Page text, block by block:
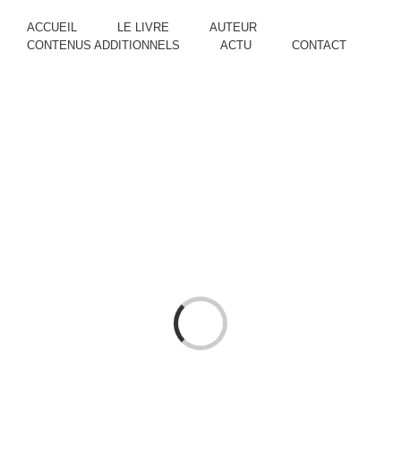
ACCUEIL LE LIVRE
AUTEUR
CONTENUS ADDITIONNELS
ACTU CONTACT
Loading...